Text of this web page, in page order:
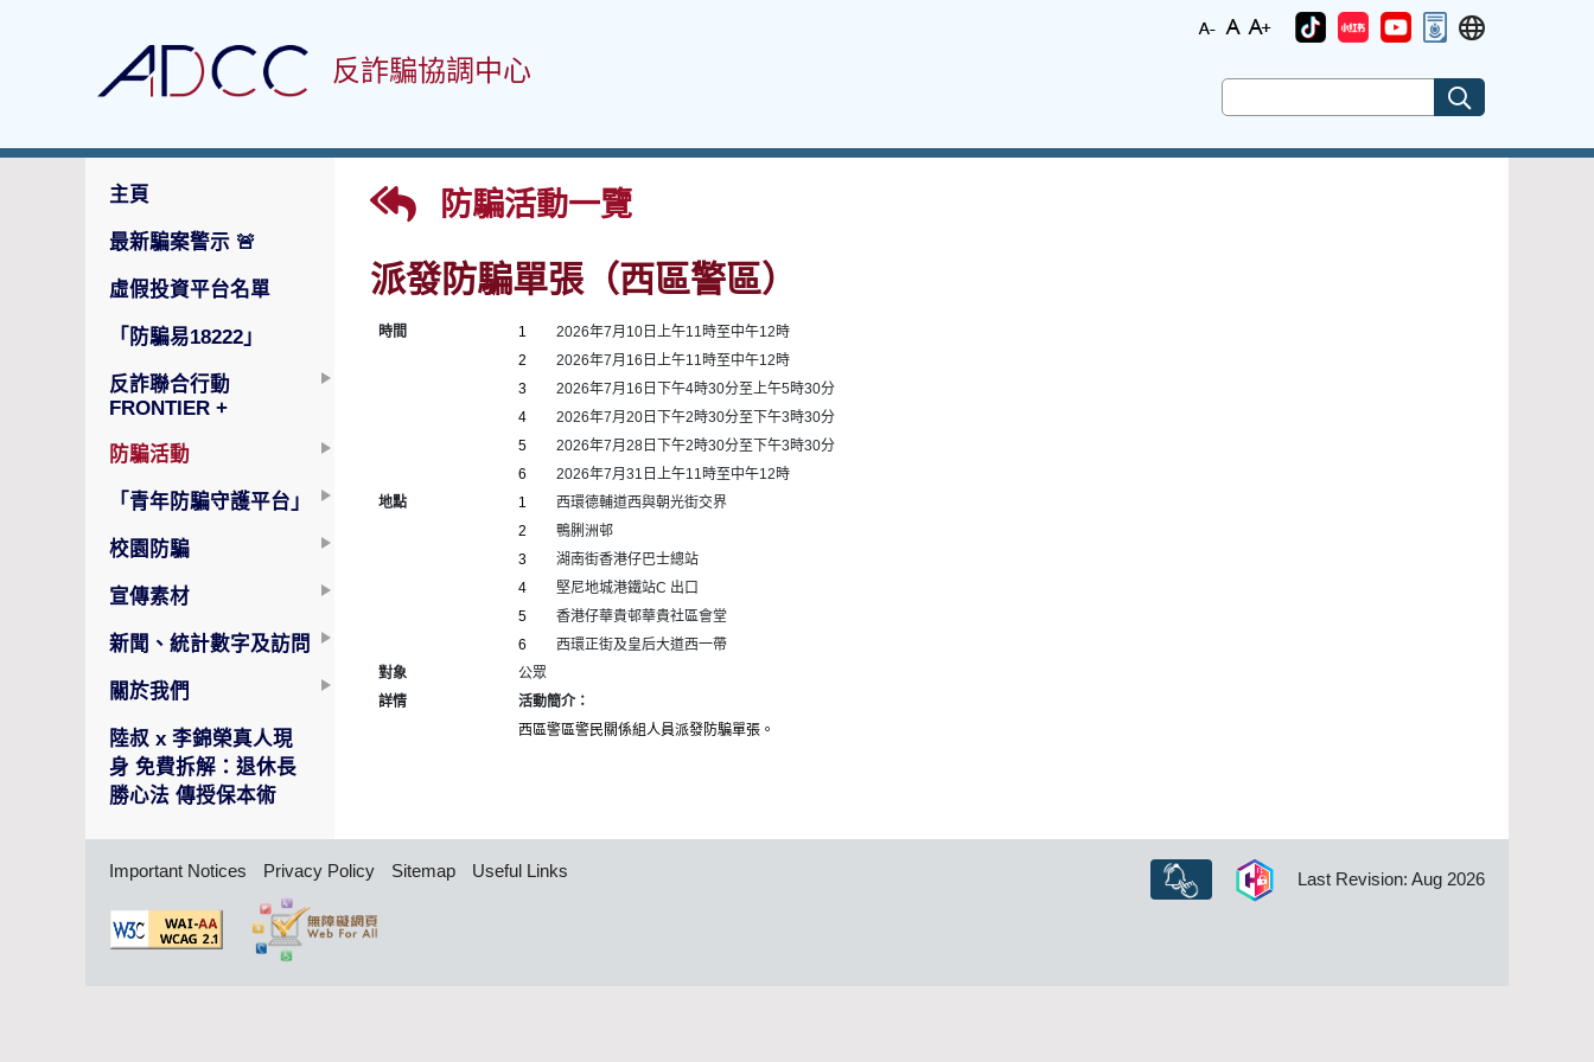
反詐騙協調中心
主頁
最新騙案警示 🚨
虛假投資平台名單
「防騙易18222」
反詐聯合行動
FRONTIER +
防騙活動
「青年防騙守護平台」
校園防騙
宣傳素材
新聞、統計數字及訪問
關於我們
陸叔 x 李錦榮真人現
身 免費拆解：退休長
勝心法 傳授保本術
防騙活動一覽
派發防騙單張（西區警區）
時間
1
2
3
4
5
6
2026年7月10日上午11時至中午12時
2026年7月16日上午11時至中午12時
2026年7月16日下午4時30分至上午5時30分
2026年7月20日下午2時30分至下午3時30分
2026年7月28日下午2時30分至下午3時30分
2026年7月31日上午11時至中午12時
地點
1
2
3
4
5
6
西環德輔道西與朝光街交界
鴨脷洲邨
湖南街香港仔巴士總站
堅尼地城港鐵站C 出口
香港仔華貴邨華貴社區會堂
西環正街及皇后大道西一帶
對象
公眾
詳情
活動簡介：
西區警區警民關係組人員派發防騙單張。
Important Notices Privacy Policy Sitemap Useful Links Last Revision: Aug 2026